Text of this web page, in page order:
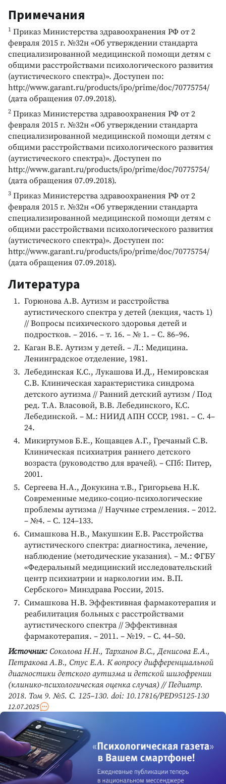
Примечания
1 Приказ Министерства здравоохранения РФ от 2
февраля 2015 г. №32н «Об утверждении стандарта
специализированной медицинской помощи детям с
общими расстройствами психологического развития
(аутистического спектра)». Доступен по:
http://www.garant.ru/products/ipo/prime/doc/70775754/
(дата обращения 07.09.2018).
2 Приказ Министерства здравоохранения РФ от 2
февраля 2015 г. №32н «Об утверждении стандарта
специализированной медицинской помощи детям с
общими расстройствами психологического развития
(аутистического спектра)». Доступен по
http://www.garant.ru/products/ipo/prime/doc/70775754/
(дата обращения 07.09.2018).
3 Приказ Министерства здравоохранения РФ от 2
февраля 2015 г. №32н «Об утверждении стандарта
специализированной медицинской помощи детям с
общими расстройствами психологического развития
(аутистического спектра)». Доступен по:
http://www.garant.ru/products/ipo/prime/doc/70775754/
(дата обращения 07.09.2018).
Литература
Горюнова А.В. Аутизм и расстройства
аутистического спектра у детей (лекция, часть 1)
// Вопросы психического здоровья детей и
подростков. – 2016. – т. 16. – № 1. – С. 86–96.
Каган В.Е. Аутизм у детей. – Л.: Медицина.
Ленинградское отделение, 1981.
Лебединская К.С., Лукашова И.Д., Немировская
С.В. Клиническая характеристика синдрома
детского аутизма // Ранний детский аутизм / Под
ред. Т.А. Власовой, В.В. Лебединского, К.С.
Лебединской. – М.: НИИД АПН СССР, 1981. – С. 4–
24.
Микиртумов Б.Е., Кощавцев А.Г., Гречаный С.В.
Клиническая психиатрия раннего детского
возраста (руководство для врачей). – СПб: Питер,
2001.
Сергеева Н.А., Докукина т.В., Григорьева Н.К.
Современные медико-социо-психологические
проблемы аутизма // Научные стремления. – 2012.
– №4. – С. 124–133.
Симашкова Н.В., Макушкин Е.В. Расстройства
аутистического спектра: диагностика, лечение,
наблюдение (методические указания). – М.: ФГБУ
«Федеральный медицинский исследовательский
центр психиатрии и наркологии им. В.П.
Сербского» Минздрава России, 2015.
Симашкова Н.В. Эффективная фармакотерапия и
реабилитация больных с расстройствами
аутистического спектра // Эффективная
фармакотерапия. – 2011. – №19. – С. 44–50.
Источник: Соколова Н.Н., Тарханов В.С., Денисова Е.А.,
Петракова А.В., Стус Е.А. К вопросу дифференциальной
диагностики детского аутизма и детской шизофрении
(клинико-психологическая оценка случая) // Педиатр.
2018. Том 9. №5. С. 125–130. doi: 10.17816/PED95125-130
12.07.2025